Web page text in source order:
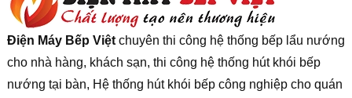
Điện Máy Bếp Việtchuyên thi công hệ thống bếp lẩu nướng
cho nhà hàng, khách sạn, thi công hệ thống hút khói bếp
nướng tại bàn, Hệ thống hút khói bếp công nghiệp cho quán